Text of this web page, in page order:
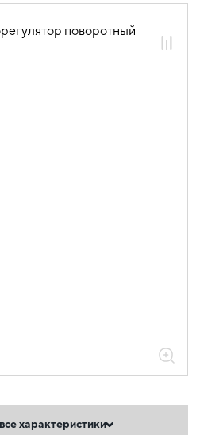
цвет белый
характеристики